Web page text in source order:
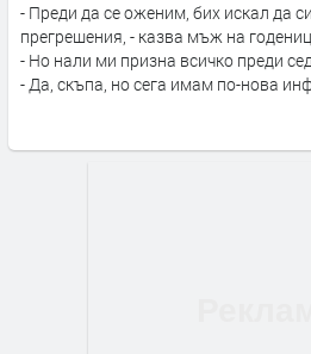
- Преди да се оженим, бих искал да
прегрешения, - казва мъж на
- Но нали ми призна всичко преди
- Да, скъпа, но сега имам по-нова